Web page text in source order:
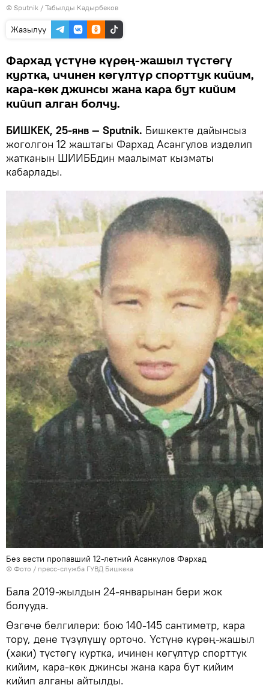
© Sputnik / Табылды Кадырбеков
Жазылуу
Фархад үстүнө күрөң-жашыл түстөгү
куртка, ичинен көгүлтүр спорттук кийим,
кара-көк джинсы жана кара бут кийим
кийип алган болчу.
БИШКЕК, 25-янв — Sputnik. Бишкекте дайынсыз
жоголгон 12 жаштагы Фархад Асангулов изделип
жатканын ШИИББдин маалымат кызматы
кабарлады.
Без вести пропавший 12-летний Асанкулов Фархад
© Фото / пресс-служба ГУВД Бишкека
Бала 2019-жылдын 24-январынан бери жок
болууда.
Өзгөчө белгилери: бою 140-145 сантиметр, кара
тору, дене түзүлүшү орточо. Үстүнө күрөң-жашыл
(хаки) түстөгү куртка, ичинен көгүлтүр спорттук
кийим, кара-көк джинсы жана кара бут кийим
кийип алганы айтылды.